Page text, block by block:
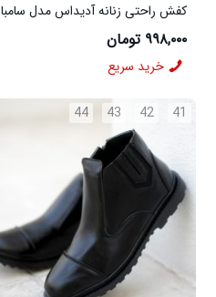
کفش راحتی زنانه آدیداس مدل سامبا
سفید
۹۹۸,۰۰۰ تومان
خرید سریع
41
42
43
44